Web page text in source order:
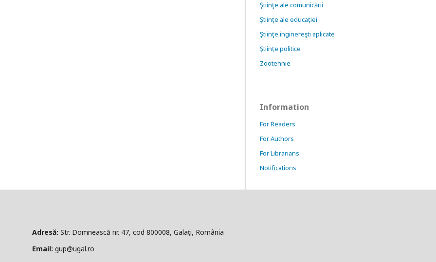
Ştiinţe ale comunicării
Ştiinţe ale educaţiei
Ştiinţe inginereşti aplicate
Științe politice
Zootehnie
Information
For Readers
For Authors
For Librarians
Notifications
Str. Domnească nr. 47, cod 800008, Galați, România
gup@ugal.ro